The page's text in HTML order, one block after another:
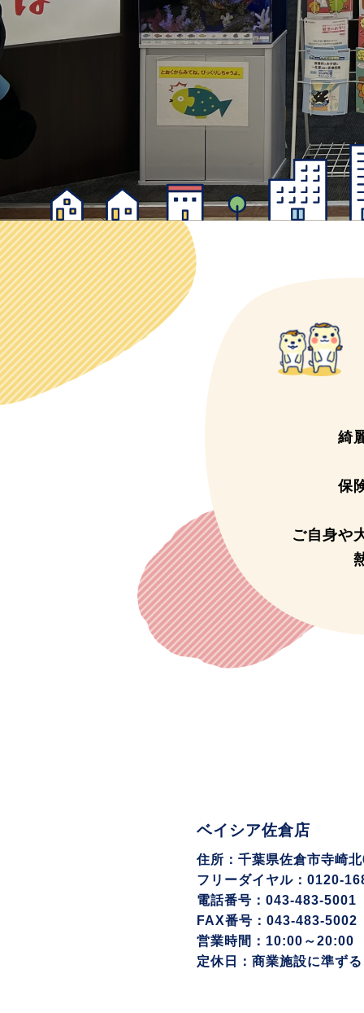
綺
保
ご自身や
ベイシア佐倉店
住所：千葉県佐倉市寺崎
フリーダイヤル：0120-
電話番号：043-483-5001
FAX番号：043-483-5002
営業時間：10:00～20:00
定休日：商業施設に準ずる